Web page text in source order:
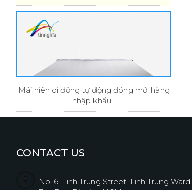
Mái hiên di động tự động đóng mở, hàng
nhập khẩu...
CONTACT US
No. 6, Linh Trung Street, Linh Trung Ward,